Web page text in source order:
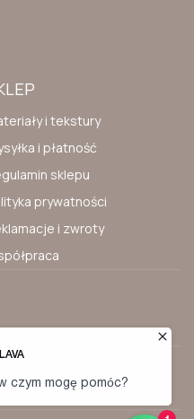
i tekstury
i płatność
sklepu
prywatności
i zwroty